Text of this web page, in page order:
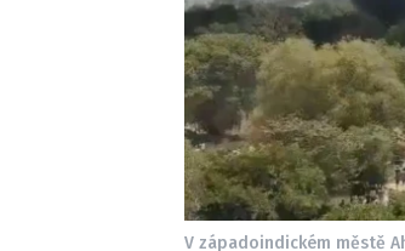
V západoindickém městě